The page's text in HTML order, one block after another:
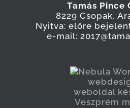
Tamás Pince
8229 Csopak,
Nyitva: előre
e-mail: